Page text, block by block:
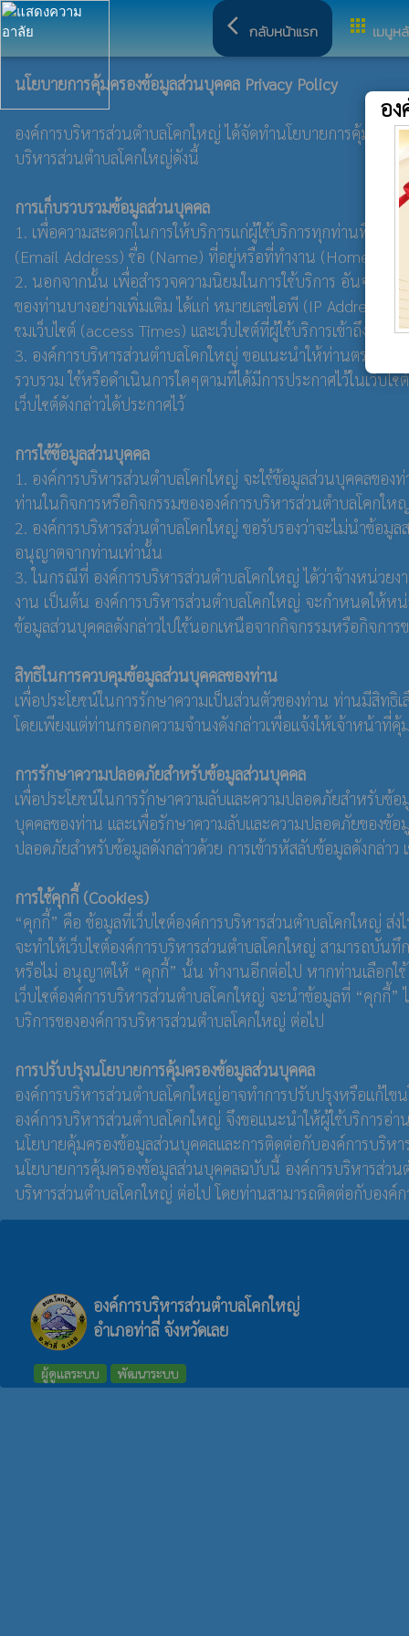
arrow_back_ios กลับหน้าแรก apps เมนูห
นโยบายการคุ้มครองข้อมูลส่วนบุคคล Privacy Policy
องค์การบริหารส่วนตำบลโคกใหญ่ ได้จัดทำนโยบายการคุ้มคร
บริหารส่วนตำบลโคกใหญ่ดังนี้
การเก็บรวบรวมข้อมูลส่วนบุคคล
1. เพื่อความสะดวกในการให้บริการแก่ผู้ใช้บริการทุกท่านที่เข้าม
(Email Address) ชื่อ (Name) ที่อยู่หรือที่ทำงาน (Home or
2. นอกจากนั้น เพื่อสำรวจความนิยมในการใช้บริการ อันจะเป็
ของท่านบางอย่างเพิ่มเติม ได้แก่ หมายเลขไอพี (IP Address)
ชมเว็บไซต์ (access Times) และเว็บไซต์ที่ผู้ใช้บริการเข้าถึงก่
3. องค์การบริหารส่วนตำบลโคกใหญ่ ขอแนะนำให้ท่านตรวจสอบ
รวบรวม ใช้หรือดำเนินการใดๆตามที่ได้มีการประกาศไว้ในเว็บ
เว็บไซต์ดังกล่าวได้ประกาศไว้
การใช้ข้อมูลส่วนบุคคล
1. องค์การบริหารส่วนตำบลโคกใหญ่ จะใช้ข้อมูลส่วนบุคคลของ
ท่านในกิจการหรือกิจกรรมขององค์การบริหารส่วนตำบลโคกให
2. องค์การบริหารส่วนตำบลโคกใหญ่ ขอรับรองว่าจะไม่นำข้อมู
อนุญาตจากท่านเท่านั้น
3. ในกรณีที่ องค์การบริหารส่วนตำบลโคกใหญ่ ได้ว่าจ้างหน่วย
งาน เป็นต้น องค์การบริหารส่วนตำบลโคกใหญ่ จะกำหนดให้ห
ข้อมูลส่วนบุคคลดังกล่าวไปใช้นอกเหนือจากกิจกรรมหรือกิจการ
สิทธิในการควบคุมข้อมูลส่วนบุคคลของท่าน
เพื่อประโยชน์ในการรักษาความเป็นส่วนตัวของท่าน ท่านมีสิท
โดยเพียงแต่ท่านกรอกความจำนงดังกล่าวเพื่อแจ้งให้เจ้าหน้า
การรักษาความปลอดภัยสำหรับข้อมูลส่วนบุคคล
เพื่อประโยชน์ในการรักษาความลับและความปลอดภัยสำหรับข้
บุคคลของท่าน และเพื่อรักษาความลับและความปลอดภัยของข้อ
ปลอดภัยสำหรับข้อมูลดังกล่าวด้วย การเข้ารหัสลับข้อมูลดังกล่า
การใช้คุกกี้ (Cookies)
“คุกกี้” คือ ข้อมูลที่เว็บไซต์องค์การบริหารส่วนตำบลโคกใหญ่ ส่
จะทำให้เว็บไซต์องค์การบริหารส่วนตำบลโคกใหญ่ สามารถบัน
หรือไม่ อนุญาตให้ “คุกกี้” นั้น ทำงานอีกต่อไป หากท่านเลือกใช้
เว็บไซต์องค์การบริหารส่วนตำบลโคกใหญ่ จะนําข้อมูลที่ “คุกกี้
บริการขององค์การบริหารส่วนตำบลโคกใหญ่ ต่อไป
การปรับปรุงนโยบายการคุ้มครองข้อมูลส่วนบุคคล
องค์การบริหารส่วนตำบลโคกใหญ่อาจทำการปรับปรุงหรือแก้ไ
องค์การบริหารส่วนตำบลโคกใหญ่ จึงขอแนะนําให้ผู้ใช้บริการอ่
นโยบายคุ้มครองข้อมูลส่วนบุคคลและการติดต่อกับองค์การบริ
นโยบายการคุ้มครองข้อมูลส่วนบุคคลฉบับนี้ องค์การบริหารส่ว
บริหารส่วนตำบลโคกใหญ่ ต่อไป โดยท่านสามารถติดต่อกับองค์
องค์การบริหารส่วนตำบลโคกใหญ่
อำเภอท่าลี่ จังหวัดเลย
ผู้ดูแลระบบ พัฒนาระบบ
อ